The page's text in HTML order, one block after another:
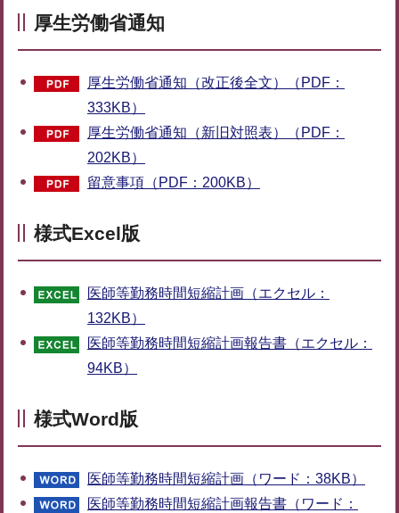
厚生労働省通知
厚生労働省通知（改正後全文）（PDF：
333KB）
厚生労働省通知（新旧対照表）（PDF：
202KB）
留意事項（PDF：200KB）
様式Excel版
医師等勤務時間短縮計画（エクセル：
132KB）
医師等勤務時間短縮計画報告書（エクセル：
94KB）
様式Word版
医師等勤務時間短縮計画（ワード：38KB）
医師等勤務時間短縮計画報告書（ワード：